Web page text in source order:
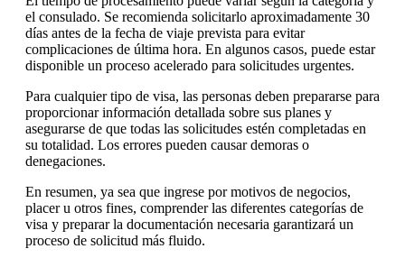
el consulado. Se recomienda solicitarlo aproximadamente 30
días antes de la fecha de viaje prevista para evitar
complicaciones de última hora. En algunos casos, puede estar
disponible un proceso acelerado para solicitudes urgentes.
Para cualquier tipo de visa, las personas deben prepararse para
proporcionar información detallada sobre sus planes y
asegurarse de que todas las solicitudes estén completadas en
su totalidad. Los errores pueden causar demoras o
denegaciones.
En resumen, ya sea que ingrese por motivos de negocios,
placer u otros fines, comprender las diferentes categorías de
visa y preparar la documentación necesaria garantizará un
proceso de solicitud más fluido.